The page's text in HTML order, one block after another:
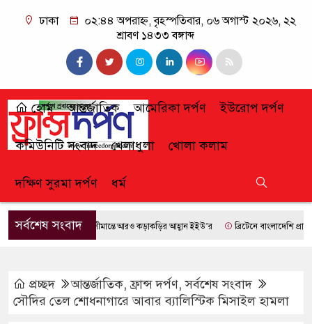
ঢাকা
০২:৪৪ অপরাহ্ন, বৃহস্পতিবার, ০৬ অগাস্ট ২০২৬, ২২
শ্রাবণ ১৪৩৩ বঙ্গাব্দ
হোম আন্তর্জাতিক আমেরিকা দর্পণ ইউরোপ দর্পণ
কমিউনিটি সংবাদ খেলাধুলা খোলা কলাম
দক্ষিণ সুরমা দর্পণ ধর্ম
সর্বশেষ সংবাদসীমান্তে আরও কড়াকড়ির আহ্বান ইইউ’র ব্রিটেনে বাংলাদেশি প্রায় ৭
প্রচ্ছদ আন্তর্জাতিক,ফ্রান্স দর্পণ,সর্বশেষ সংবাদ
সৌদির তেল শোধনাগারে আবার ব্যালিস্টিক মিসাইল হামলা